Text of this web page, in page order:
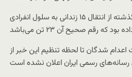
خبرگزاری هرانا روز گذشته از انتقال ۱۵ زندانی به سلول انفرادی
شدگان تا لحظه تنظیم این خبر از